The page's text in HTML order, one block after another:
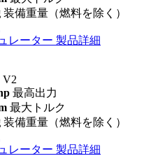
装備重量（燃料を除く）
レーター 製品詳細
V2
最高出力
最大トルク
装備重量（燃料を除く）
レーター 製品詳細